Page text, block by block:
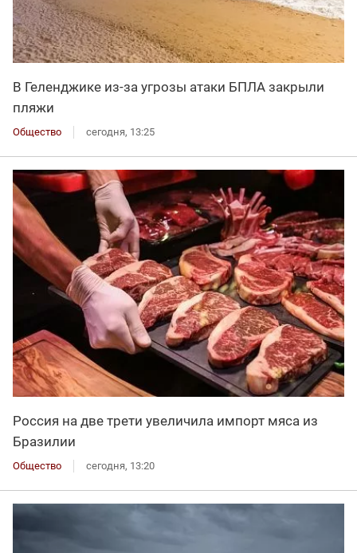
В Геленджике из-за угрозы атаки БПЛА закрыли
пляжи
Общество сегодня, 13:25
Россия на две трети увеличила импорт мяса из
Бразилии
Общество сегодня, 13:20